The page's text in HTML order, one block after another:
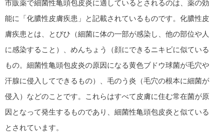
市販薬で細菌性亀頭包皮炎に適しているとされるのは、薬の効
能に「化膿性皮膚疾患」と記載されているものです。化膿性皮
膚疾患とは、とびひ（細菌に体の一部が感染し、他の部位や人
に感染すること）、めんちょう（顔にできるニキビに似ている
もの。細菌性亀頭包皮炎の原因になる黄色ブドウ球菌が毛穴や
汗腺に侵入してできるもの）、毛のう炎（毛穴の根本に細菌が
侵入）などのことです。これらはすべて皮膚に住む常在菌が原
因となって発生するものであり、細菌性亀頭包皮炎と似ている
とされています。